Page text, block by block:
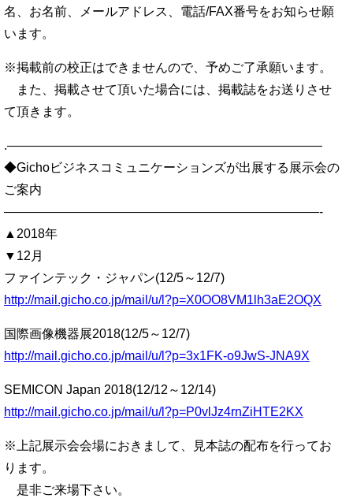
名、お名前、メールアドレス、電話/FAX番号をお知らせ願
います。
※掲載前の校正はできませんので、予めご了承願います。
また、掲載させて頂いた場合には、掲載誌をお送りさせ
て頂きます。
.—————————————————————————
◆Gichoビジネスコミュニケーションズが出展する展示会の
ご案内
—————————————————————————-
▲2018年
▼12月
ファインテック・ジャパン(12/5～12/7)
http://mail.gicho.co.jp/mail/u/l?p=X0OO8VM1lh3aE2OQX
国際画像機器展2018(12/5～12/7)
http://mail.gicho.co.jp/mail/u/l?p=3x1FK-o9JwS-JNA9X
SEMICON Japan 2018(12/12～12/14)
http://mail.gicho.co.jp/mail/u/l?p=P0vlJz4rnZiHTE2KX
※上記展示会会場におきまして、見本誌の配布を行ってお
ります。
是非ご来場下さい。